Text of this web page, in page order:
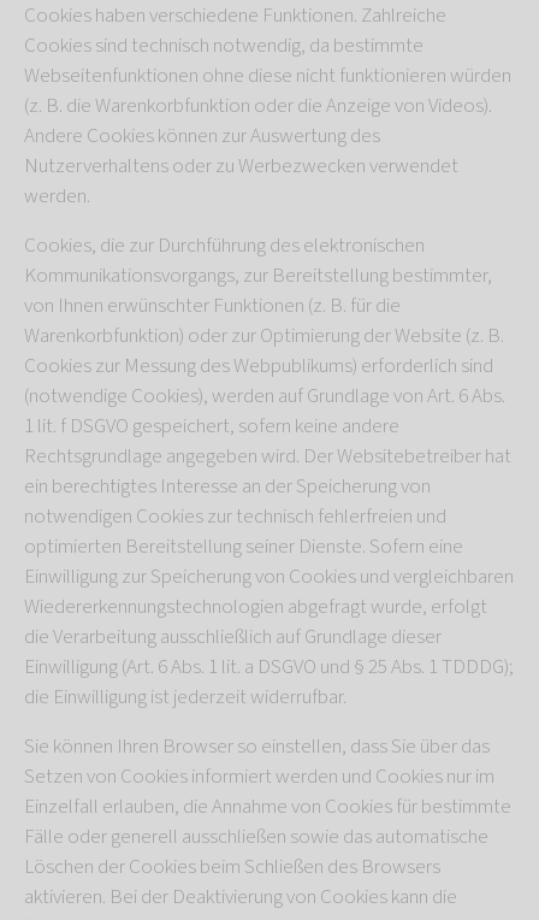
Cookies haben verschiedene Funktionen. Zahlreiche
Cookies sind technisch notwendig, da bestimmte
Webseitenfunktionen ohne diese nicht funktionieren würden
(z. B. die Warenkorbfunktion oder die Anzeige von Videos).
Andere Cookies können zur Auswertung des
Nutzerverhaltens oder zu Werbezwecken verwendet
werden.
Cookies, die zur Durchführung des elektronischen
Kommunikationsvorgangs, zur Bereitstellung bestimmter,
von Ihnen erwünschter Funktionen (z. B. für die
Warenkorbfunktion) oder zur Optimierung der Website (z. B.
Cookies zur Messung des Webpublikums) erforderlich sind
(notwendige Cookies), werden auf Grundlage von Art. 6 Abs.
1 lit. f DSGVO gespeichert, sofern keine andere
Rechtsgrundlage angegeben wird. Der Websitebetreiber hat
ein berechtigtes Interesse an der Speicherung von
notwendigen Cookies zur technisch fehlerfreien und
optimierten Bereitstellung seiner Dienste. Sofern eine
Einwilligung zur Speicherung von Cookies und vergleichbaren
Wiedererkennungstechnologien abgefragt wurde, erfolgt
die Verarbeitung ausschließlich auf Grundlage dieser
Einwilligung (Art. 6 Abs. 1 lit. a DSGVO und § 25 Abs. 1 TDDDG);
die Einwilligung ist jederzeit widerrufbar.
Sie können Ihren Browser so einstellen, dass Sie über das
Setzen von Cookies informiert werden und Cookies nur im
Einzelfall erlauben, die Annahme von Cookies für bestimmte
Fälle oder generell ausschließen sowie das automatische
Löschen der Cookies beim Schließen des Browsers
aktivieren. Bei der Deaktivierung von Cookies kann die